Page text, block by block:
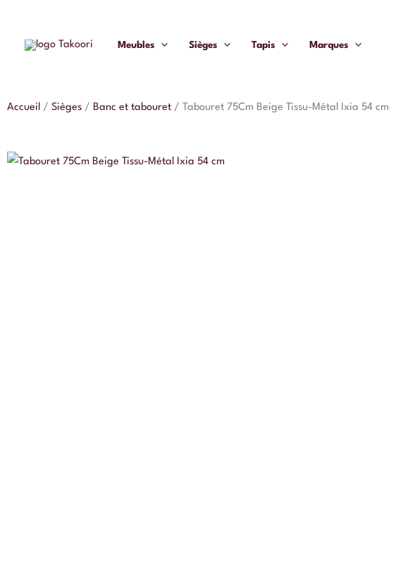
contenu
Meubles Sièges Tapis Marques
Accueil / Sièges / Banc et tabouret / Tabouret 75Cm Beige Tissu-Métal Ixia 54 cm